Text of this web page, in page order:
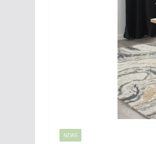
NEWS